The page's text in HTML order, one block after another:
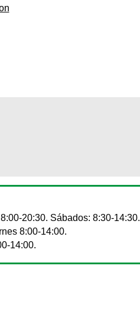
20:30. Sábados: 8:30-14:30.
8:00-14:00.
14:00.